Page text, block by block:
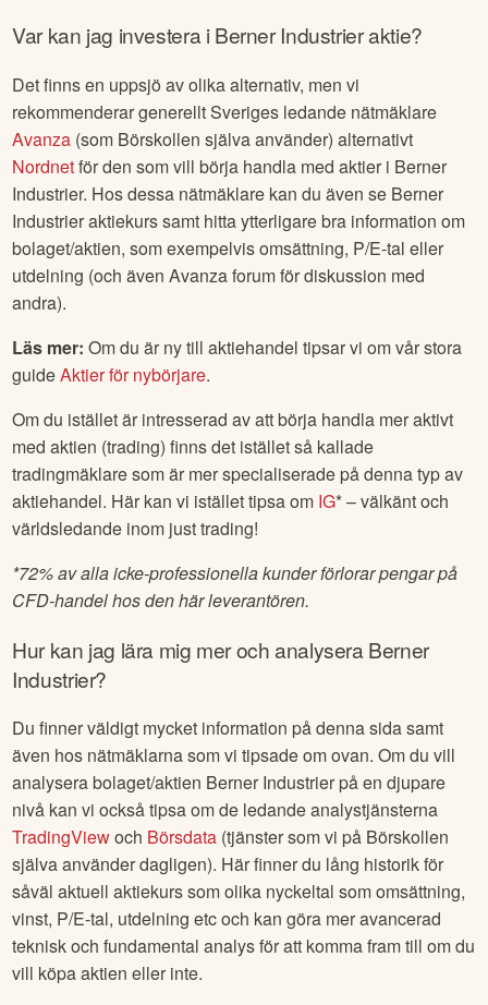
Var kan jag investera iBerner Industrieraktie?
Det finns en uppsjö av olika alternativ, men vi
rekommenderar generellt Sveriges ledande nätmäklare
Avanza (som Börskollen själva använder) alternativt
Nordnetför den som vill börja handla med aktier i Berner
Industrier. Hos dessa nätmäklare kan du även se Berner
Industrieraktiekurs samt hitta ytterligare bra information om
bolaget/aktien, som exempelvis omsättning, P/E-tal eller
utdelning (och även Avanza forum för diskussion med
andra).
Läs mer: Om du är ny till aktiehandel tipsar vi om vår stora
guideAktier för nybörjare.
Om du istället är intresserad av att börja handla mer aktivt
med aktien (trading) finns det istället så kallade
tradingmäklare som är mer specialiserade på denna typ av
aktiehandel. Här kan vi istället tipsa om IG* – välkänt och
världsledande inom just trading!
*72% av alla icke-professionella kunder förlorar pengar på
CFD-handel hos den här leverantören.
Hur kan jag lära mig mer och analyseraBerner
Industrier?
Du finner väldigt mycket information på denna sida samt
även hos nätmäklarna som vi tipsade om ovan. Om du vill
analysera bolaget/aktien Berner Industrier på en djupare
nivå kan vi också tipsa om de ledande analystjänsterna
TradingViewoch Börsdata (tjänster som vi på Börskollen
själva använder dagligen). Här finner du lång historik för
såväl aktuell aktiekurs som olika nyckeltal som omsättning,
vinst, P/E-tal, utdelning etc och kan göra mer avancerad
teknisk och fundamental analys för att komma fram till om du
vill köpa aktien eller inte.